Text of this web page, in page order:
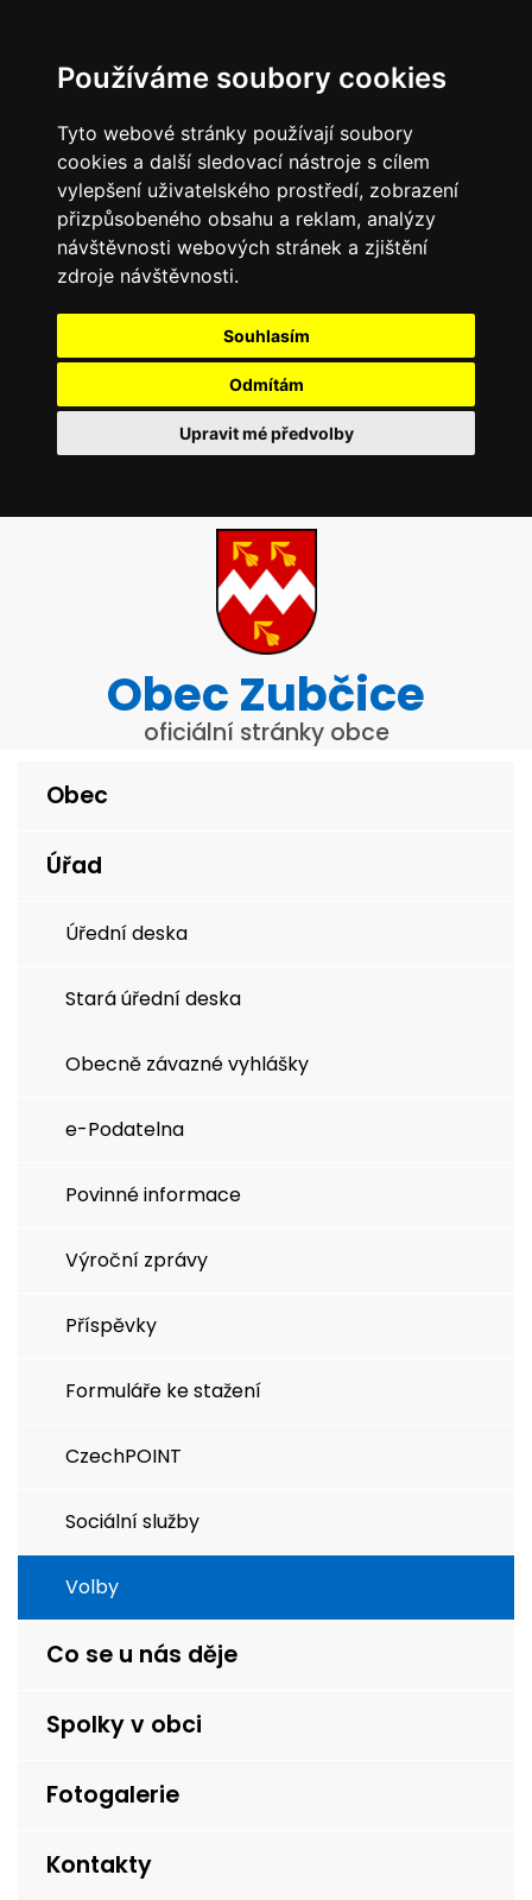
Používáme soubory cookies
Tyto webové stránky používají soubory
cookies a další sledovací nástroje s cílem
vylepšení uživatelského prostředí, zobrazení
přizpůsobeného obsahu a reklam, analýzy
návštěvnosti webových stránek a zjištění
zdroje návštěvnosti.
Souhlasím
Odmítám
Upravit mé předvolby
Obec Zubčice
oficiální stránky obce
Obec
Úřad
Úřední deska
Stará úřední deska
Obecně závazné vyhlášky
e-Podatelna
Povinné informace
Výroční zprávy
Příspěvky
Formuláře ke stažení
CzechPOINT
Sociální služby
Volby
Co se u nás děje
Spolky v obci
Fotogalerie
Kontakty